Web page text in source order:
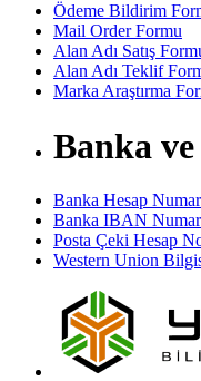
Ödeme Bildirim
Mail Order Formu
Alan Adı Satış
Alan Adı Teklif
Marka Araştırma
Banka
Banka Hesap
Banka IBAN
Posta Çeki Hesap
Western Union